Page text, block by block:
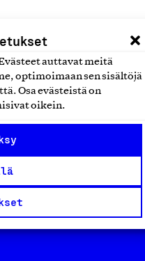
auttavat meitä
optimoimaan sen sisältöjä
Osa evästeistä on
oikein.